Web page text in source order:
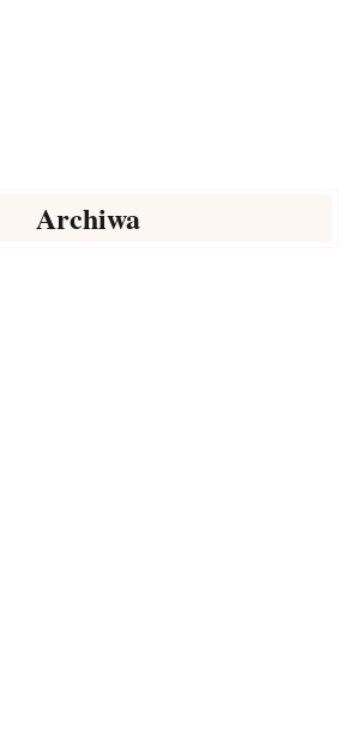
Archiwa